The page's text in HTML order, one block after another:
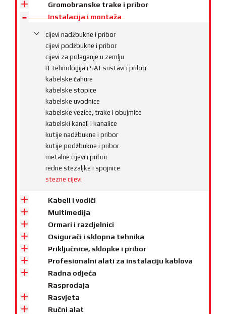
Gromobranske trake i pribor
Instalacija i montaža
cijevi nadžbukne i pribor
cijevi podžbukne i pribor
cijevi za polaganje u zemlju
IT tehnologija i SAT sustavi i pribor
kabelske čahure
kabelske stopice
kabelske uvodnice
kabelske vezice, trake i obujmice
kabelski kanali i kanalice
kutije nadžbukne i pribor
kutije podžbukne i pribor
metalne cijevi i pribor
redne stezaljke i spojnice
stezne cijevi
Kabeli i vodiči
Multimedija
Ormari i razdjelnici
Osigurači i sklopna tehnika
Priključnice, sklopke i pribor
Profesionalni alati za instalaciju kablova
Radna odjeća
Rasprodaja
Rasvjeta
Ručni alat